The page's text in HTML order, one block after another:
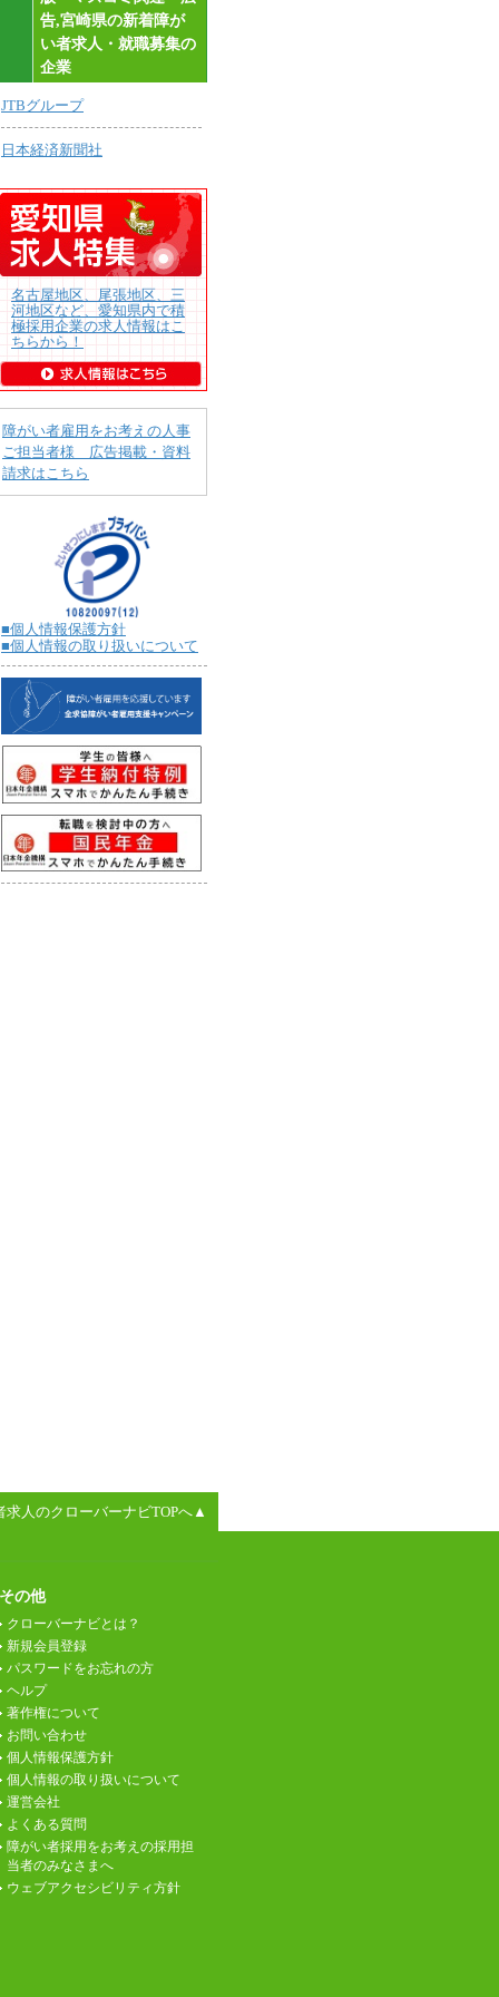
告,宮崎県の新着障が
い者求人・就職募集の
企業
JTBグループ
日本経済新聞社
名古屋地区、尾張地区、三
河地区など、愛知県内で積
極採用企業の求人情報はこ
ちらから！
障がい者雇用をお考えの人事
ご担当者様 広告掲載・資料
請求はこちら
■個人情報保護方針
■個人情報の取り扱いについて
求人のクローバーナビTOPへ▲
その他
クローバーナビとは？
新規会員登録
パスワードをお忘れの方
ヘルプ
著作権について
お問い合わせ
個人情報保護方針
個人情報の取り扱いについて
運営会社
よくある質問
障がい者採用をお考えの採用担
当者のみなさまへ
ウェブアクセシビリティ方針